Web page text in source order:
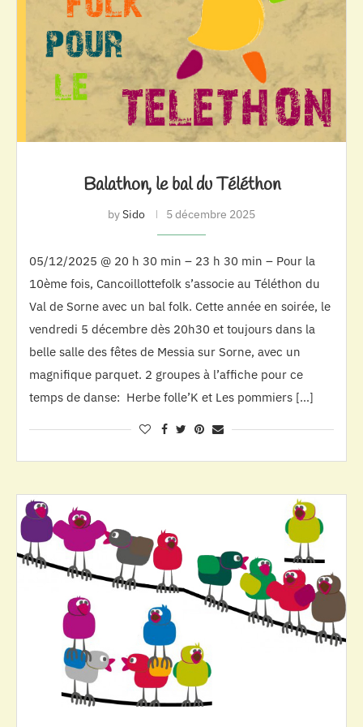
Balathon, le bal du Téléthon
bySido 5 décembre 2025
05/12/2025 @ 20 h 30 min – 23 h 30 min – Pour la
10ème fois, Cancoillottefolk s’associe au Téléthon du
Val de Sorne avec un bal folk. Cette année en soirée, le
vendredi 5 décembre dès 20h30 et toujours dans la
belle salle des fêtes de Messia sur Sorne, avec un
magnifique parquet. 2 groupes à l’affiche pour ce
temps de danse: Herbe folle’K et Les pommiers […]